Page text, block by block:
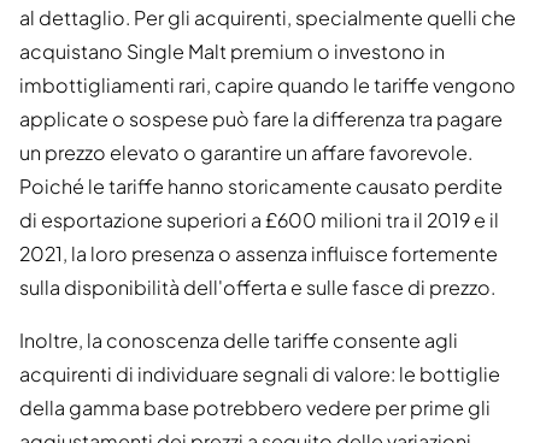
al dettaglio. Per gli acquirenti, specialmente quelli che
acquistano Single Malt premium o investono in
imbottigliamenti rari, capire quando le tariffe vengono
applicate o sospese può fare la differenza tra pagare
un prezzo elevato o garantire un affare favorevole.
Poiché le tariffe hanno storicamente causato perdite
di esportazione superiori a £600 milioni tra il 2019 e il
2021, la loro presenza o assenza influisce fortemente
sulla disponibilità dell'offerta e sulle fasce di prezzo.
Inoltre, la conoscenza delle tariffe consente agli
acquirenti di individuare segnali di valore: le bottiglie
della gamma base potrebbero vedere per prime gli